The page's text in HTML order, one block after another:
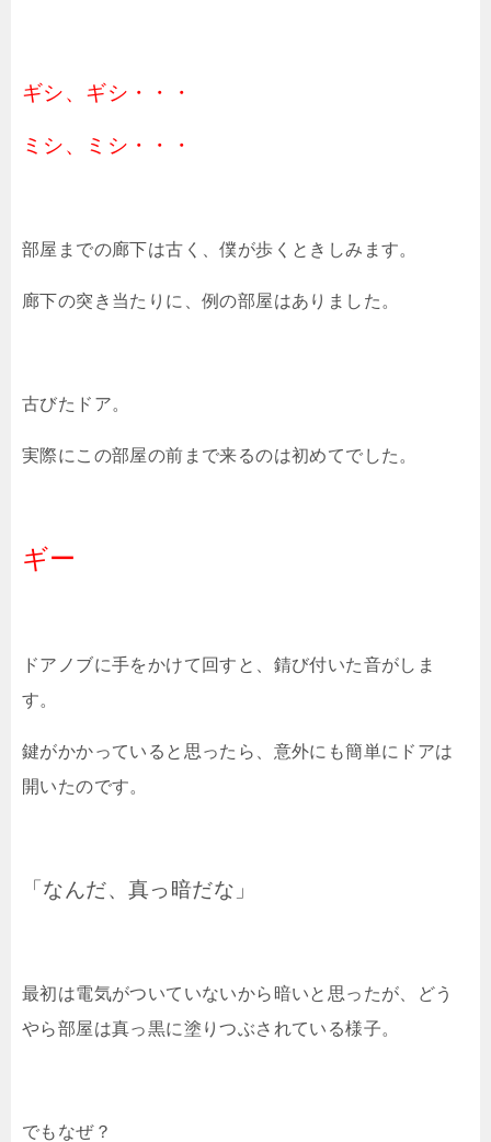
ギシ、ギシ・・・
ミシ、ミシ・・・
部屋までの廊下は古く、僕が歩くときしみます。
廊下の突き当たりに、例の部屋はありました。
古びたドア。
実際にこの部屋の前まで来るのは初めてでした。
ギー
ドアノブに手をかけて回すと、錆び付いた音がしま
す。
鍵がかかっていると思ったら、意外にも簡単にドアは
開いたのです。
「なんだ、真っ暗だな」
最初は電気がついていないから暗いと思ったが、どう
やら部屋は真っ黒に塗りつぶされている様子。
でもなぜ？